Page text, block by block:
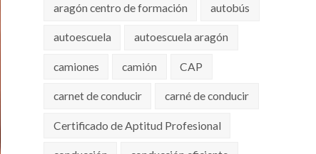
aragón centro de formación autobús
autoescuela autoescuela aragón
camiones camión CAP
carnet de conducir carné de conducir
Certificado de Aptitud Profesional